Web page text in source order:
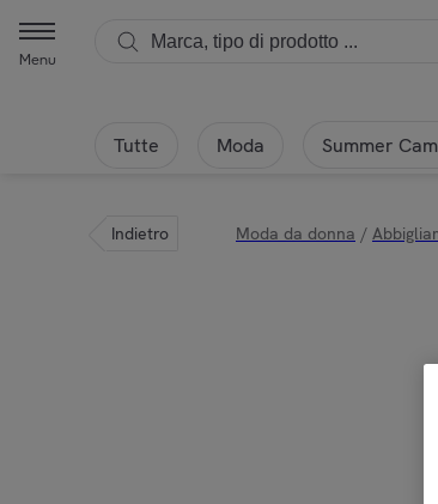
Menu
Tutte Moda Summer
Indietro Moda da donna /